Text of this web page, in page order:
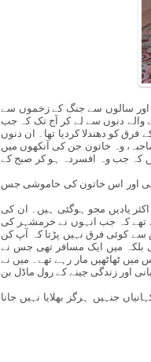
سالوں سے جنگ کے زخموں سے
والے دنوں سے لے کر آج تک کہ جب
کو دھندلا کردیا تھا۔ ان دنوں
وہ خاتون جن کی آنکھوں میں
کہ جب وہ افسردہ ہو کر صبح کے
اور اس خاتون کی خاموشی جس
یادیں محو ہوگئی ہیں۔ ان کی
تھے کہ جب انہوں نے خرمشہر کی
سے کوئی فرق نہیں پڑتا کہ آپ کن
بلکہ میں ایک مسافر تھی جس نے
ٹھاٹھیں مار رہے تھے۔ میں نے
اور زندگی جینے کے رول ماڈل بن
جنہیں ہرگز بھلایا نہیں جانا